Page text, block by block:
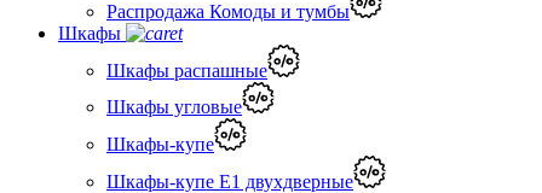
Распродажа Комоды и тумбы
Шкафы
Шкафы распашные
Шкафы угловые
Шкафы-купе
Шкафы-купе Е1 двухдверные